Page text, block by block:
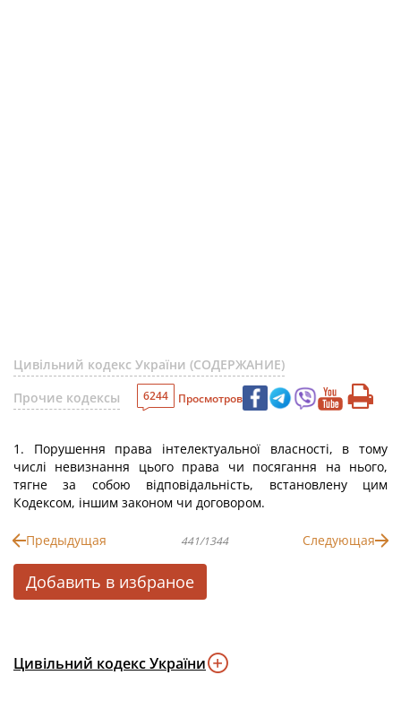
Цивільний кодекс України (СОДЕРЖАНИЕ)
Прочие кодексы
6244 Просмотров
1. Порушення права інтелектуальної власності, в тому
числі невизнання цього права чи посягання на нього,
тягне за собою відповідальність, встановлену цим
Кодексом, іншим законом чи договором.
Предыдущая 441/1344 Следующая
Добавить в избраное
Цивільний кодекс України